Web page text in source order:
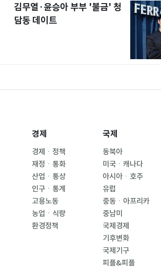
김무열·윤승아 부부 '불금' 청
담동 데이트
경제
경제ㆍ정책
재정ㆍ통화
산업ㆍ통상
인구ㆍ통계
고용노동
농업ㆍ식량
환경정책
국제
동북아
미국ㆍ캐나다
아시아ㆍ호주
유럽
중동ㆍ아프리카
중남미
국제경제
기후변화
국제기구
피플&피플